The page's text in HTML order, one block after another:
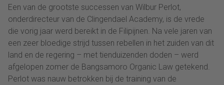
Een van de grootste successen van Wilbur Perlot,
onderdirecteur van de Clingendael Academy, is de vrede
die vorig jaar werd bereikt in de Filipijnen. Na vele jaren van
een zeer bloedige strijd tussen rebellen in het zuiden van dit
land en de regering – met tienduizenden doden – werd
afgelopen zomer de Bangsamoro Organic Law getekend.
Perlot was nauw betrokken bij de training van de